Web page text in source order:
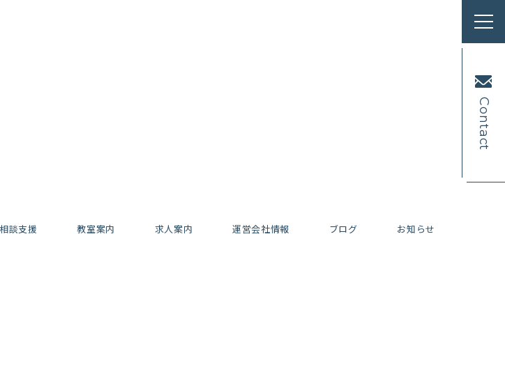
相談支援 教室案内 求人案内 運営会社情報 ブログ お知らせ
Contact